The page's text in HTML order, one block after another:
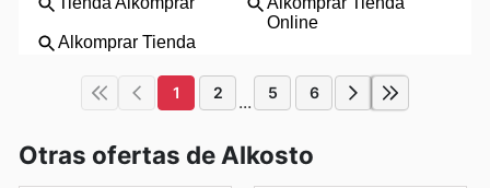
1 2 ... 5 6
Otras ofertas de Alkosto